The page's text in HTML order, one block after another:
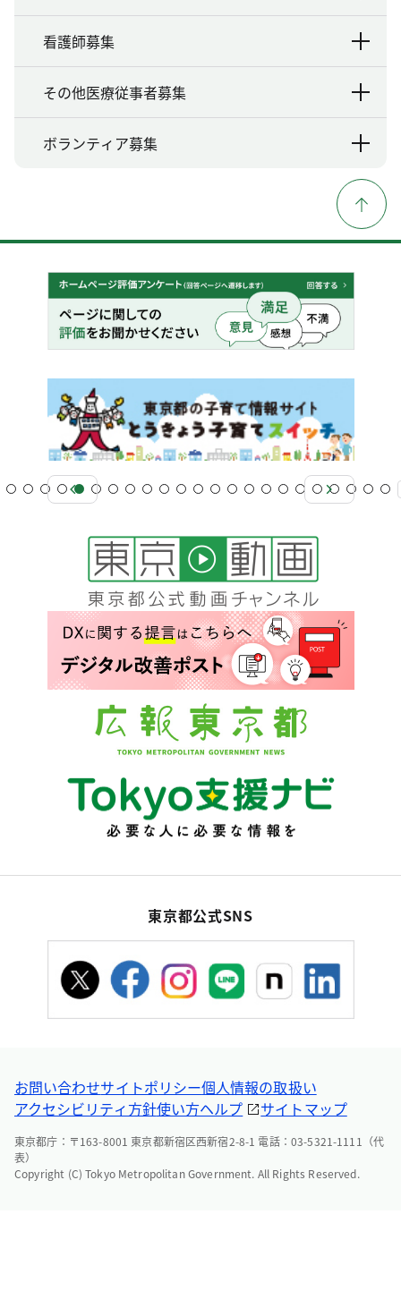
看護師募集
その他医療従事者募集
ボランティア募集
東京都公式SNS
お問い合わせサイトポリシー個人情報の取扱い
アクセシビリティ方針使い方ヘルプ サイトマップ
東京都庁：〒163-8001 東京都新宿区西新宿2-8-1 電話：03-5321-1111（代
表）
Copyright (C) Tokyo Metropolitan Government. All Rights Reserved.